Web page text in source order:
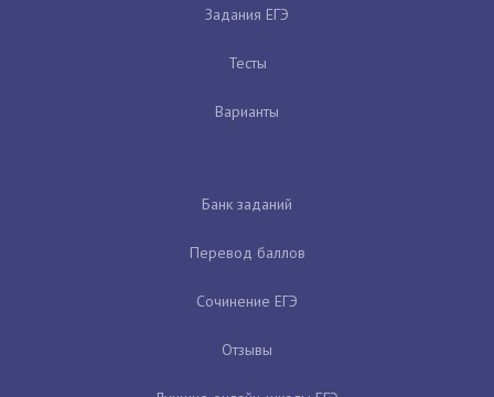
Задания ЕГЭ
Тесты
Варианты
Банк заданий
Перевод баллов
Сочинение ЕГЭ
Отзывы